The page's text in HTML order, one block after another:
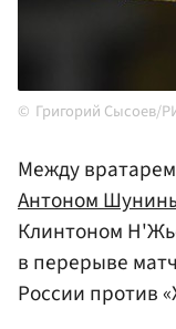
Григорий Сысоев/
Между
Антоном
Клинтоном
в перерыве
России против